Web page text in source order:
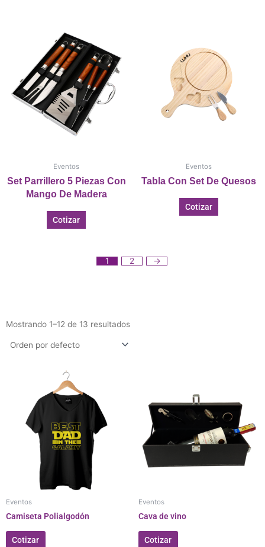
Eventos
Set Parrillero 5 Piezas Con
Mango De Madera
Cotizar
Eventos
Tabla Con Set De Quesos
Cotizar
1 2 →
Mostrando 1–12 de 13 resultados
Eventos
Camiseta Polialgodón
Cotizar
Eventos
Cava de vino
Cotizar